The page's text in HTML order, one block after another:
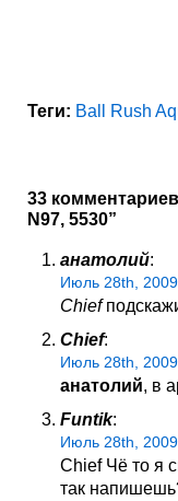
Теги: Ball Rush
33
N97, 5530”
анатолий:
Июль 28th,
Chief
Chief:
Июль 28th,
анатолий, в
Funtik:
Июль 28th,
Chief Чё то я
так